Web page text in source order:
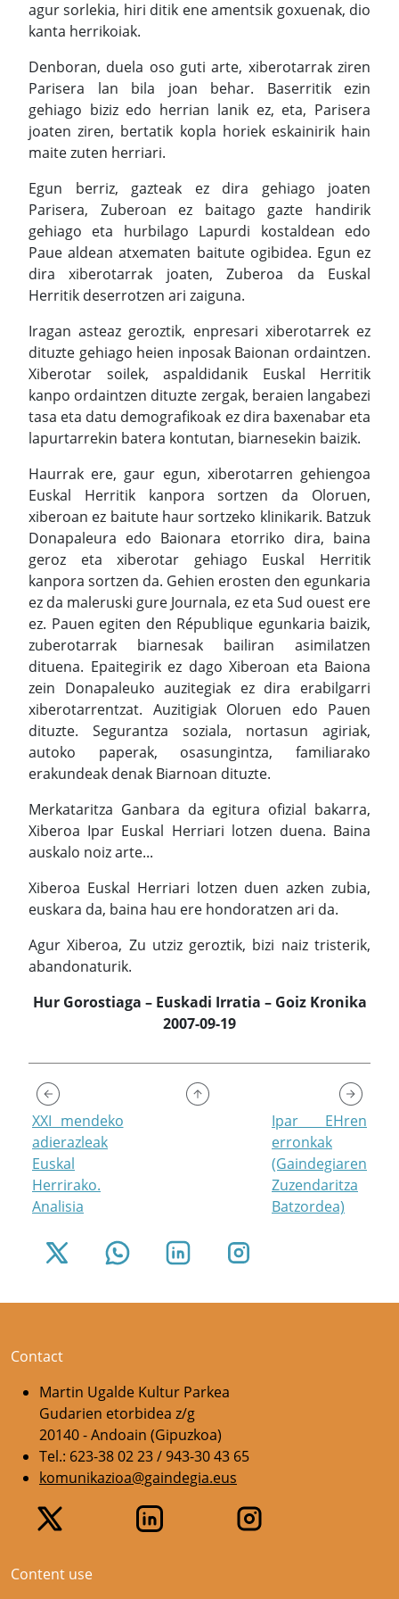
agur sorlekia, hiri ditik ene amentsik goxuenak, dio
kanta herrikoiak.
Denboran, duela oso guti arte, xiberotarrak ziren
Parisera lan bila joan behar. Baserritik ezin
gehiago biziz edo herrian lanik ez, eta, Parisera
joaten ziren, bertatik kopla horiek eskainirik hain
maite zuten herriari.
Egun berriz, gazteak ez dira gehiago joaten
Parisera, Zuberoan ez baitago gazte handirik
gehiago eta hurbilago Lapurdi kostaldean edo
Paue aldean atxematen baitute ogibidea. Egun ez
dira xiberotarrak joaten, Zuberoa da Euskal
Herritik deserrotzen ari zaiguna.
Iragan asteaz geroztik, enpresari xiberotarrek ez
dituzte gehiago heien inposak Baionan ordaintzen.
Xiberotar soilek, aspaldidanik Euskal Herritik
kanpo ordaintzen dituzte zergak, beraien langabezi
tasa eta datu demografikoak ez dira baxenabar eta
lapurtarrekin batera kontutan, biarnesekin baizik.
Haurrak ere, gaur egun, xiberotarren gehiengoa
Euskal Herritik kanpora sortzen da Oloruen,
xiberoan ez baitute haur sortzeko klinikarik. Batzuk
Donapaleura edo Baionara etorriko dira, baina
geroz eta xiberotar gehiago Euskal Herritik
kanpora sortzen da. Gehien erosten den egunkaria
ez da maleruski gure Journala, ez eta Sud ouest ere
ez. Pauen egiten den République egunkaria baizik,
zuberotarrak biarnesak bailiran asimilatzen
dituena. Epaitegirik ez dago Xiberoan eta Baiona
zein Donapaleuko auzitegiak ez dira erabilgarri
xiberotarrentzat. Auzitigiak Oloruen edo Pauen
dituzte. Segurantza soziala, nortasun agiriak,
autoko paperak, osasungintza, familiarako
erakundeak denak Biarnoan dituzte.
Merkataritza Ganbara da egitura ofizial bakarra,
Xiberoa Ipar Euskal Herriari lotzen duena. Baina
auskalo noiz arte...
Xiberoa Euskal Herriari lotzen duen azken zubia,
euskara da, baina hau ere hondoratzen ari da.
Agur Xiberoa, Zu utziz geroztik, bizi naiz tristerik,
abandonaturik.
Hur Gorostiaga – Euskadi Irratia – Goiz Kronika
2007-09-19
XXI mendeko
adierazleak
Euskal
Herrirako.
Analisia
Ipar EHren
erronkak
(Gaindegiaren
Zuzendaritza
Batzordea)
Contact
Martin Ugalde Kultur Parkea
Gudarien etorbidea z/g
20140 - Andoain (Gipuzkoa)
Tel.: 623-38 02 23 / 943-30 43 65
komunikazioa@gaindegia.eus
Content use